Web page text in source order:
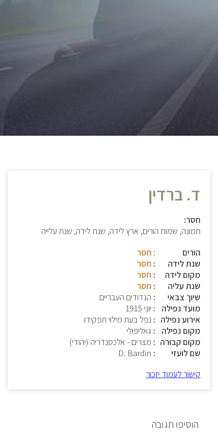
ד. ברדין
חסר:
תמונה, שמות הורים, ארץ לידה, שנת לידה, שנת עלייה
הורים
: חסר
שנת לידה
חסר
מקום לידה
חסר
שנת עליה
חסר
שיוך צבאי
הגדודים העבריים
מועד נפילה
יוני 1915
אירוע נפילה
נפל בעת מילוי תפקידו
מקום נפילה
גאליפולי
מקום קבורה
מצרים - אלכסנדריה (יהודי)
שם לועזי
D. Bardin
קישור לעמוד יזכור
הוסיפו תגובה